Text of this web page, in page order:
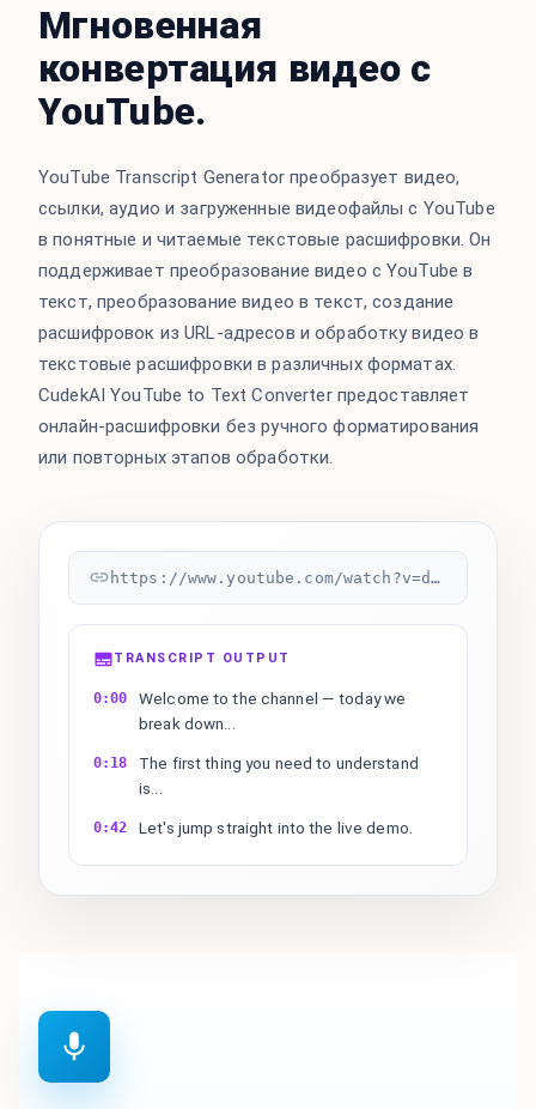
Мгновенная
конвертация видео с
YouTube.
YouTube Transcript Generator преобразует видео,
ссылки, аудио и загруженные видеофайлы с YouTube
в понятные и читаемые текстовые расшифровки. Он
поддерживает преобразование видео с YouTube в
текст, преобразование видео в текст, создание
расшифровок из URL-адресов и обработку видео в
текстовые расшифровки в различных форматах.
CudekAI YouTube to Text Converter предоставляет
онлайн-расшифровки без ручного форматирования
или повторных этапов обработки.
https://www.youtube.com/watch?v=dQw4w9WgXcQ
TRANSCRIPT OUTPUT
0:00
Welcome to the channel — today we
break down...
0:18
The first thing you need to understand
is...
0:42 Let's jump straight into the live demo.